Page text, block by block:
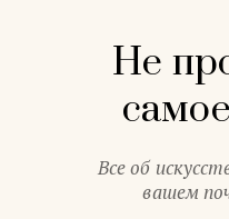
Не
Все об
вашем